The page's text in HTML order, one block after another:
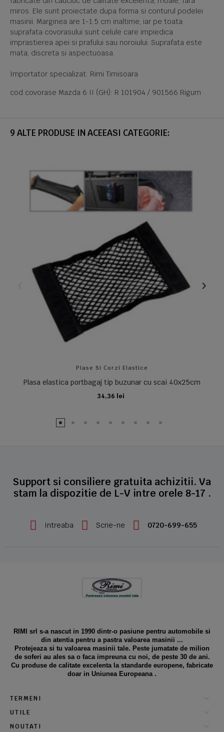
miros. Ele sunt proiectate dupa forma si conturul podelei
masinii. Marginea are 1-1.5 cm inaltime, iar pe toata
suprafata covorasului sunt celule care impiedica
imprastierea apei si prafului sau noroiului. Suprafata este
mata, discreta si aspectuoasa.
Importator specializat: Rimi Timisoara
cod covorase Mazda 6 II (GH): R 101904 / 901566 Rigum
9 ALTE PRODUSE IN ACEEASI CATEGORIE:
Plase Si Corzi Elastice
Plasa elastica portbagaj tip buzunar cu scai 40x25cm
34,36 lei
ADAUGA IN COS
Support si consiliere gratuita achizitii. Va
stam la dispozitie de L-V intre orele 8-17 .
Intreaba Scrie-ne 0720-699-655
RIMI srl s-a nascut in 1990 dintr-o pasiune pentru automobile si
din atentia pentru a pastra valoarea masinii ...
Protejeaza si tu valoarea masinii tale. Peste jumatate de milion
de soferi au ales sa o faca impreuna cu noi, de peste 30 de ani.
Cu produse de calitate excelenta la standarde europene, fabricate
doar in Uniunea Europeana .
TERMENI
UTILE
NOUTATI